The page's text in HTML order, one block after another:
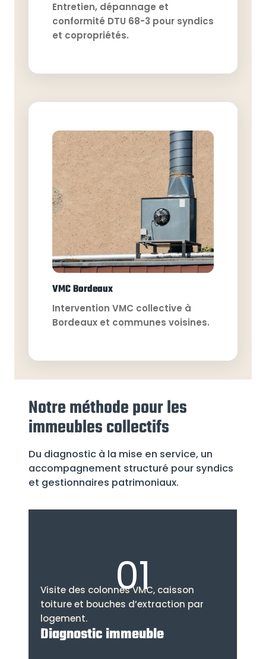
Entretien, dépannage et
conformité DTU 68-3 pour syndics
et copropriétés.
VMC Bordeaux
Intervention VMC collective à
Bordeaux et communes voisines.
Notre méthode pour les
immeubles collectifs
Du diagnostic à la mise en service, un
accompagnement structuré pour syndics
et gestionnaires patrimoniaux.
01
Visite des colonnes VMC, caisson
toiture et bouches d’extraction par
logement.
Diagnostic immeuble